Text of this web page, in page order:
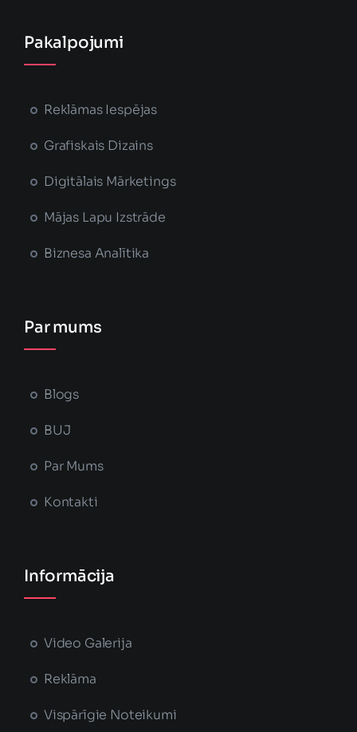
Pakalpojumi
Reklāmas Iespējas
Grafiskais Dizains
Digitālais Mārketings
Mājas Lapu Izstrāde
Biznesa Analītika
Par mums
Blogs
BUJ
Par Mums
Kontakti
Informācija
Video Galerija
Reklāma
Vispārīgie Noteikumi